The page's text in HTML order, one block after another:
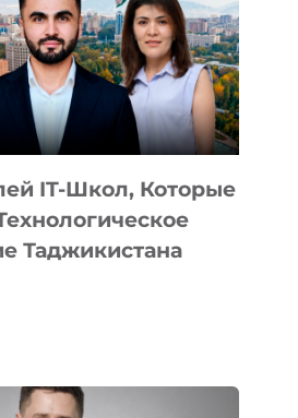
IT-Школ, Которые
Таджикистана